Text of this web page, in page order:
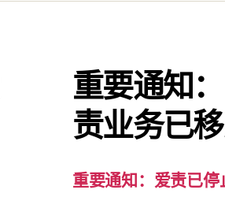
重要通知
责业务已
重要通知：爱责已